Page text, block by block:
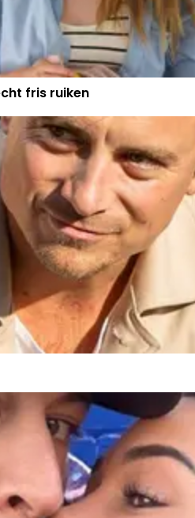
fris ruiken